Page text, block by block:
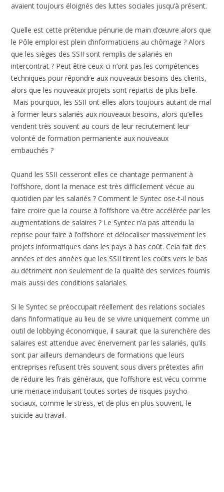
avaient toujours éloignés des luttes sociales jusqu’à présent.
Quelle est cette prétendue pénurie de main d’œuvre alors que
le Pôle emploi est plein d’informaticiens au chômage ? Alors
que les sièges des SSII sont remplis de salariés en
intercontrat ? Peut être ceux-ci n’ont pas les compétences
techniques pour répondre aux nouveaux besoins des clients,
alors que les nouveaux projets sont repartis de plus belle.
Mais pourquoi, les SSII ont-elles alors toujours autant de mal
à former leurs salariés aux nouveaux besoins, alors qu’elles
vendent très souvent au cours de leur recrutement leur
volonté de formation permanente aux nouveaux
embauchés ?
Quand les SSII cesseront elles ce chantage permanent à
l’offshore, dont la menace est très difficilement vécue au
quotidien par les salariés ? Comment le Syntec ose-t-il nous
faire croire que la course à l’offshore va être accélérée par les
augmentations de salaires ? Le Syntec n’a pas attendu la
reprise pour faire à l’offshore et délocaliser massivement les
projets informatiques dans les pays à bas coût. Cela fait des
années et des années que les SSII tirent les coûts vers le bas
au détriment non seulement de la qualité des services fournis
mais aussi des conditions salariales.
Si le Syntec se préoccupait réellement des relations sociales
dans l’informatique au lieu de se vivre uniquement comme un
outil de lobbying économique, il saurait que la surenchère des
salaires est attendue avec énervement par les salariés, qu’ils
sont par ailleurs demandeurs de formations que leurs
entreprises refusent très souvent sous divers prétextes afin
de réduire les frais généraux, que l’offshore est vécu comme
une menace induisant toutes sortes de risques psycho-
sociaux, comme le stress, et de plus en plus souvent, le
suicide au travail.